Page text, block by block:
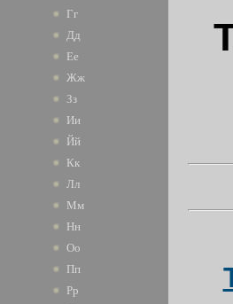
Гг
Дд
Ее
Жж
Зз
Ии
Йй
Кк
Лл
Мм
Нн
Оо
Пп
Рр